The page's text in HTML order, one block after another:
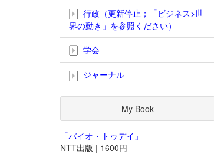
行政（更新停止；「ビジネス>世
界の動き」を参照ください）
学会
ジャーナル
My Book
「バイオ・トゥデイ」
NTT出版 | 1600円